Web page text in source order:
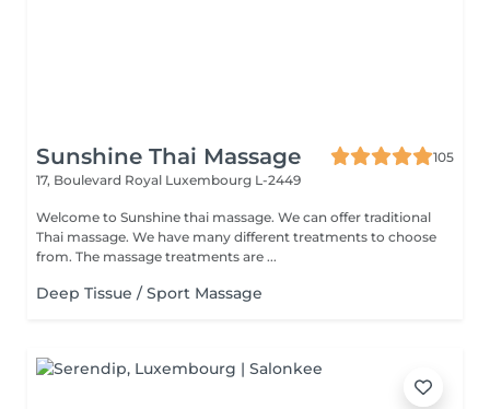
Sunshine Thai Massage
105
17, Boulevard Royal Luxembourg L-2449
Welcome to Sunshine thai massage. We can offer traditional
Thai massage. We have many different treatments to choose
from. The massage treatments are ...
Deep Tissue / Sport Massage